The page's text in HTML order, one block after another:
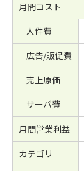
月間コスト
人件費
広告/販促費
売上原価
サーバ費
月間営業利益
カテゴリ